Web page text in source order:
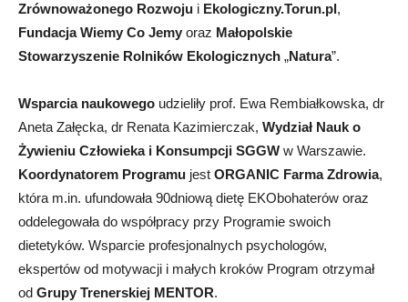
Zrównoważonego Rozwoju i Ekologiczny.Torun.pl,
Fundacja Wiemy Co Jemy oraz Małopolskie
Stowarzyszenie Rolników Ekologicznych „Natura”.
Wsparcia naukowego udzieliły prof. Ewa Rembiałkowska, dr
Aneta Załęcka, dr Renata Kazimierczak, Wydział Nauk o
Żywieniu Człowieka i Konsumpcji SGGW w Warszawie.
Koordynatorem Programu jest ORGANIC Farma Zdrowia,
która m.in. ufundowała 90dniową dietę EKObohaterów oraz
oddelegowała do współpracy przy Programie swoich
dietetyków. Wsparcie profesjonalnych psychologów,
ekspertów od motywacji i małych kroków Program otrzymał
od Grupy Trenerskiej MENTOR.